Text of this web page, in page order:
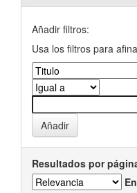
Añadir filtros:
Usa los filtros para
Resultados por